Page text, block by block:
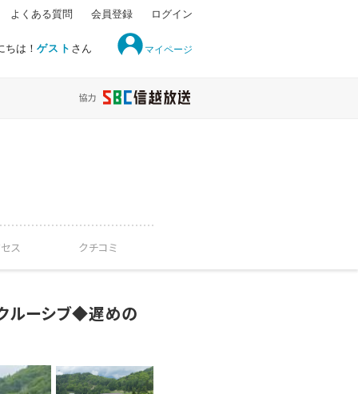
ちは！ゲスト さん マイページ
よくある質問 会員登録 ログイン
ス クチコミ
ルーシブ◆遅めの